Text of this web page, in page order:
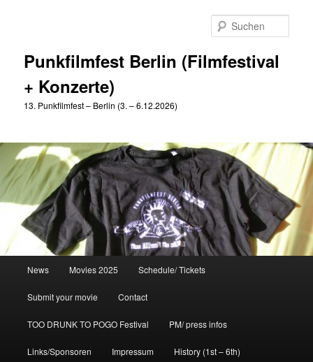
Punkfilmfest Berlin (Filmfestival
+ Konzerte)
13. Punkfilmfest – Berlin (3. – 6.12.2026)
News Movies 2025 Schedule/ Tickets
Submit your movie Contact
TOO DRUNK TO POGO Festival PM/ press infos
Links/Sponsoren Impressum History (1st – 6th)